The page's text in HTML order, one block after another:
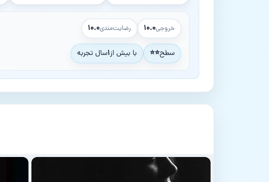
خروجی۱۰.۰ رضایت‌مندی۱۰.۰
سطح⭐⭐ با بیش از۱سال تجربه